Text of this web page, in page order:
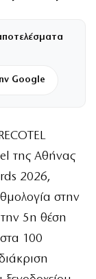
Google
της Αθήνας
2026,
στην
5η θέση
100